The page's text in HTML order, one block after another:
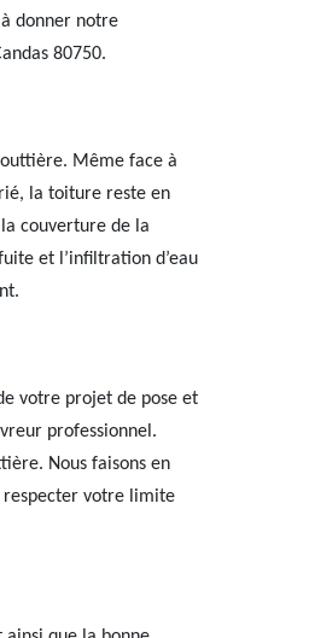
donner notre
80750.
Même face à
la toiture reste en
couverture de la
et l’infiltration d’eau
votre projet de pose et
professionnel.
Nous faisons en
respecter votre limite